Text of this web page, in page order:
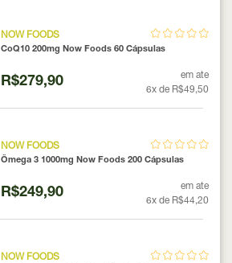
NOW FOODS
CoQ10 200mg Now Foods 60 Cápsulas
R$279,90
em ate
6x de R$49,50
NOW FOODS
Ômega 3 1000mg Now Foods 200 Cápsulas
R$249,90
em ate
6x de R$44,20
NOW FOODS